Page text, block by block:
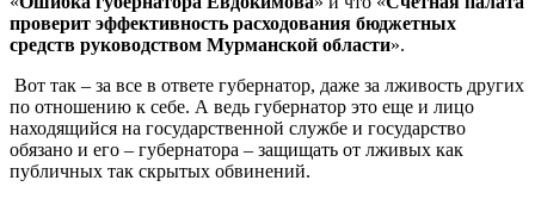
проверит эффективность расходования бюджетных
средств руководством Мурманской области».
Вот так – за все в ответе губернатор, даже за лживость других
по отношению к себе. А ведь губернатор это еще и лицо
находящийся на государственной службе и государство
обязано и его – губернатора – защищать от лживых как
публичных так скрытых обвинений.